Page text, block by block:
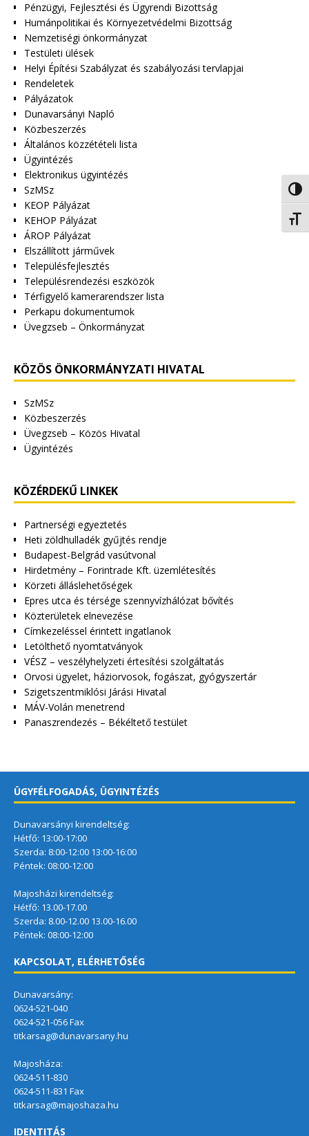
Pénzügyi, Fejlesztési és Ügyrendi Bizottság
Humánpolitikai és Környezetvédelmi Bizottság
Nemzetiségi önkormányzat
Testületi ülések
Helyi Építési Szabályzat és szabályozási tervlapjai
Rendeletek
Pályázatok
Dunavarsányi Napló
Közbeszerzés
Általános közzétételi lista
Ügyintézés
Elektronikus ügyintézés
SzMSz
KEOP Pályázat
KEHOP Pályázat
ÁROP Pályázat
Elszállított járművek
Településfejlesztés
Településrendezési eszközök
Térfigyelő kamerarendszer lista
Perkapu dokumentumok
Üvegzseb – Önkormányzat
KÖZÖS ÖNKORMÁNYZATI HIVATAL
SzMSz
Közbeszerzés
Üvegzseb – Közös Hivatal
Ügyintézés
KÖZÉRDEKŰ LINKEK
Partnerségi egyeztetés
Heti zöldhulladék gyűjtés rendje
Budapest-Belgrád vasútvonal
Hirdetmény – Forintrade Kft. üzemlétesítés
Körzeti álláslehetőségek
Epres utca és térsége szennyvízhálózat bővítés
Közterületek elnevezése
Címkezeléssel érintett ingatlanok
Letölthető nyomtatványok
VÉSZ – veszélyhelyzeti értesítési szolgáltatás
Orvosi ügyelet, háziorvosok, fogászat, gyógyszertár
Szigetszentmiklósi Járási Hivatal
MÁV-Volán menetrend
Panaszrendezés – Békéltető testület
ÜGYFÉLFOGADÁS, ÜGYINTÉZÉS
Dunavarsányi kirendeltség:
Hétfő: 13:00-17:00
Szerda: 8:00-12:00 13:00-16:00
Péntek: 08:00-12:00
Majosházi kirendeltség:
Hétfő: 13.00-17.00
Szerda: 8.00-12.00 13.00-16.00
Péntek: 08:00-12:00
KAPCSOLAT, ELÉRHETŐSÉG
Dunavarsány:
0624-521-040
0624-521-056 Fax
titkarsag@dunavarsany.hu
Majosháza:
0624-511-830
0624-511-831 Fax
titkarsag@majoshaza.hu
IDENTITÁS